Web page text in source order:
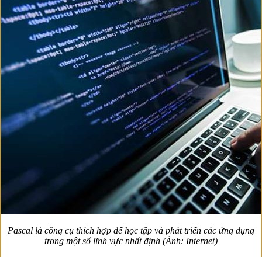
Pascal là công cụ thích hợp để học tập và phát triển các ứng dụng
trong một số lĩnh vực nhất định (Ảnh: Internet)